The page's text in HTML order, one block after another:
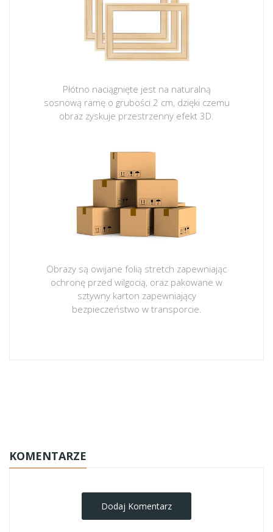
Płótno naciągnięte jest na naturalną
sosnową ramę o grubości 2 cm, dzięki czemu
obraz zyskuje przestrzenny efekt 3D.
Obrazy są owijane folią stretch zapewniając
ochronę przed wilgocią, oraz pakowane w
sztywny karton zapewniający
bezpieczeństwo w transporcie.
KOMENTARZE
Dodaj Komentarz